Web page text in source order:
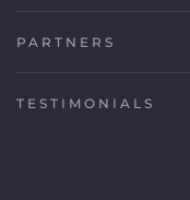
PARTNERS
TESTIMONIALS